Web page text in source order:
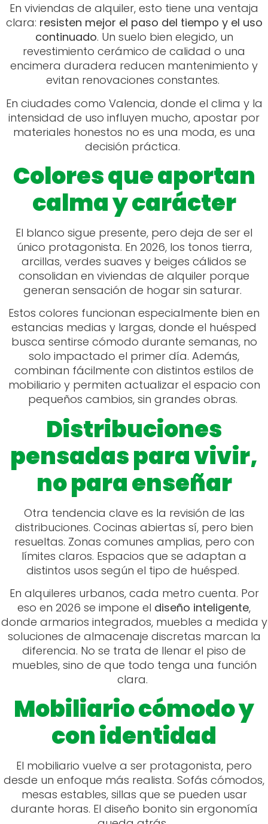
En viviendas de alquiler, esto tiene una ventaja
clara: resisten mejor el paso del tiempo y el uso
continuado. Un suelo bien elegido, un
revestimiento cerámico de calidad o una
encimera duradera reducen mantenimiento y
evitan renovaciones constantes.
En ciudades como Valencia, donde el clima y la
intensidad de uso influyen mucho, apostar por
materiales honestos no es una moda, es una
decisión práctica.
Colores que aportan
calma y carácter
El blanco sigue presente, pero deja de ser el
único protagonista. En 2026, los tonos tierra,
arcillas, verdes suaves y beiges cálidos se
consolidan en viviendas de alquiler porque
generan sensación de hogar sin saturar.
Estos colores funcionan especialmente bien en
estancias medias y largas, donde el huésped
busca sentirse cómodo durante semanas, no
solo impactado el primer día. Además,
combinan fácilmente con distintos estilos de
mobiliario y permiten actualizar el espacio con
pequeños cambios, sin grandes obras.
Distribuciones
pensadas para vivir,
no para enseñar
Otra tendencia clave es la revisión de las
distribuciones. Cocinas abiertas sí, pero bien
resueltas. Zonas comunes amplias, pero con
límites claros. Espacios que se adaptan a
distintos usos según el tipo de huésped.
En alquileres urbanos, cada metro cuenta. Por
eso en 2026 se impone el diseño inteligente,
donde armarios integrados, muebles a medida y
soluciones de almacenaje discretas marcan la
diferencia. No se trata de llenar el piso de
muebles, sino de que todo tenga una función
clara.
Mobiliario cómodo y
con identidad
El mobiliario vuelve a ser protagonista, pero
desde un enfoque más realista. Sofás cómodos,
mesas estables, sillas que se pueden usar
durante horas. El diseño bonito sin ergonomía